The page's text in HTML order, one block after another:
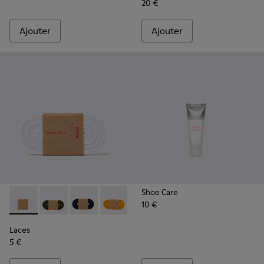
Ajouter
20 €
Ajouter
Laces - KL00002-002 - Lacets élastiques blancs
Laces - KL00002-006 - Lacets élastiques vert foncé
Laces - KL00002-005 - Lacets bleu foncé
Laces - KL00002-004 - Lacets
Laces - KL00002-003 - Lacets
Laces
5 €
Shoe Care
10 €